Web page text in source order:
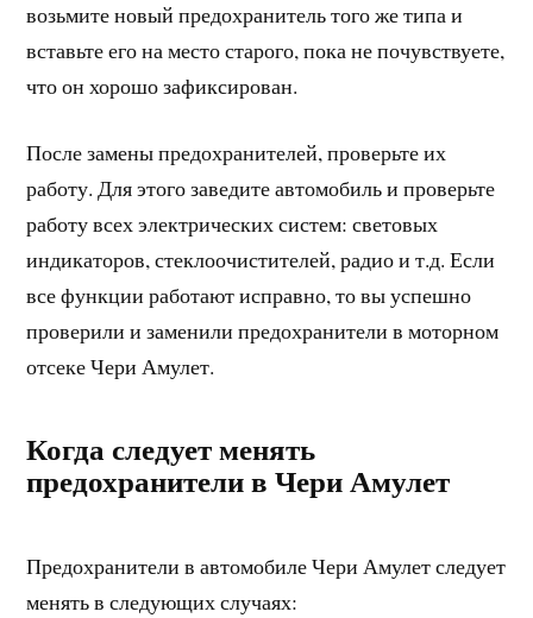
возьмите новый предохранитель того же типа и
вставьте его на место старого, пока не почувствуете,
что он хорошо зафиксирован.
После замены предохранителей, проверьте их
работу. Для этого заведите автомобиль и проверьте
работу всех электрических систем: световых
индикаторов, стеклоочистителей, радио и т.д. Если
все функции работают исправно, то вы успешно
проверили и заменили предохранители в моторном
отсеке Чери Амулет.
Когда следует менять
предохранители в Чери Амулет
Предохранители в автомобиле Чери Амулет следует
менять в следующих случаях: